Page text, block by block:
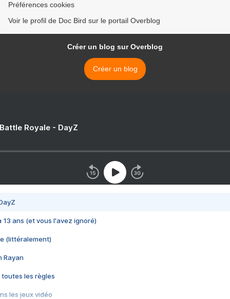
Préférences cookies
Voir le profil de Doc Bird sur le portail Overblog
Créer un blog sur Overblog
Créer un blog
Royale - DayZ
13 ans (et vous l'avez ignoré)
(littéralement)
Rayan
toutes les règles
les jeux vidéo